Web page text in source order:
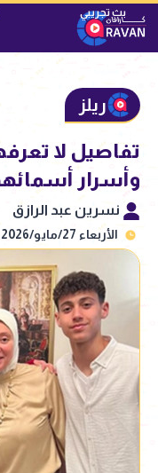
ريلز
تفاصيل لا
وأسرار
نسرين عبد الرازق
الأربعاء 27/مايو/2026 - 11:37 م